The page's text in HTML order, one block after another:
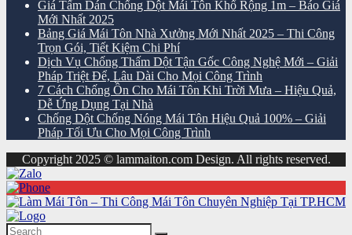
Giá Tấm Dán Chống Dột Mái Tôn Khổ Rộng 1m – Báo Giá
Mới Nhất 2025
Bảng Giá Mái Tôn Nhà Xưởng Mới Nhất 2025 – Thi Công
Trọn Gói, Tiết Kiệm Chi Phí
Dịch Vụ Chống Thấm Dột Tận Gốc Công Nghệ Mới – Giải
Pháp Triệt Để, Lâu Dài Cho Mọi Công Trình
7 Cách Chống Ồn Cho Mái Tôn Khi Trời Mưa – Hiệu Quả,
Dễ Ứng Dụng Tại Nhà
Chống Dột Chống Nóng Mái Tôn Hiệu Quả 100% – Giải
Pháp Tối Ưu Cho Mọi Công Trình
Copyright 2025 © lammaiton.com Design. All rights reserved.